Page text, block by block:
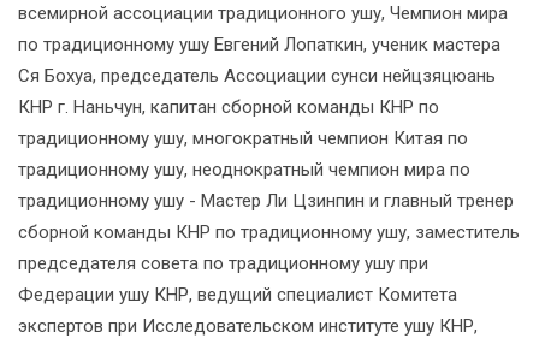
всемирной ассоциации традиционного ушу, Чемпион мира
по традиционному ушу Евгений Лопаткин, ученик мастера
Ся Бохуа, председатель Ассоциации сунси нейцзяцюань
КНР г. Наньчун, капитан сборной команды КНР по
традиционному ушу, многократный чемпион Китая по
традиционному ушу, неоднократный чемпион мира по
традиционному ушу - Мастер Ли Цзинпин и главный тренер
сборной команды КНР по традиционному ушу, заместитель
председателя совета по традиционному ушу при
Федерации ушу КНР, ведущий специалист Комитета
экспертов при Исследовательском институте ушу КНР,